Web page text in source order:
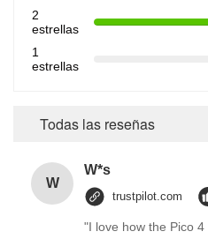
2
estrellas
1
estrellas
Todas las reseñas
W
W*s
trustpilot.com
"I love how the Pico 4